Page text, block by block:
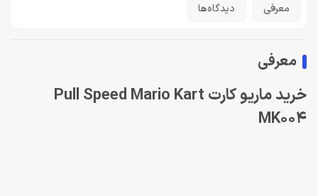
معرفی دیدگاه‌ها
معرفی
خرید ماریو کارت Pull Speed Mario Kart
MK004